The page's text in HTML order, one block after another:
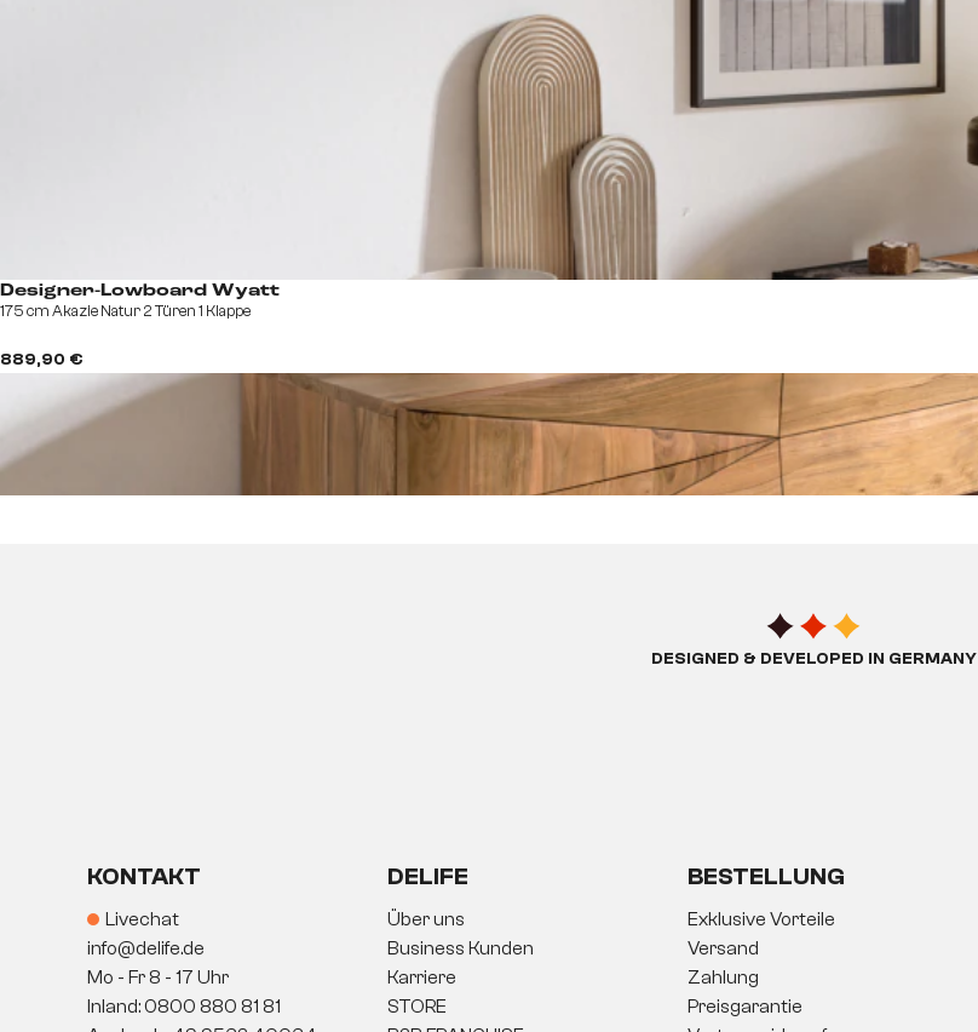
Designer-Lowboard Wyatt
175 cm Akazie Natur 2 Türen 1 Klappe
889,90 €
DESIGNED & DEVELOPED IN GERMANY
KONTAKT
Livechat
info@delife.de
Mo - Fr 8 - 17 Uhr
Inland: 0800 880 81 81
DELIFE
Über uns
Business Kunden
Karriere
STORE
BESTELLUNG
Exklusive Vorteile
Versand
Zahlung
Preisgarantie